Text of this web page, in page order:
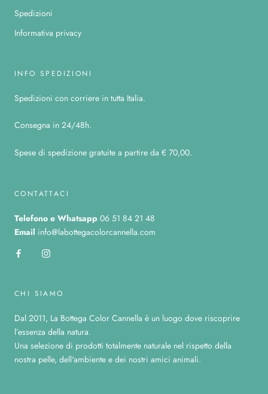
Spedizioni
Informativa privacy
INFO SPEDIZIONI
Spedizioni con corriere in tutta Italia.
Consegna in 24/48h.
Spese di spedizione gratuite a partire da € 70,00.
CONTATTACI
Telefono e Whatsapp 06 51 84 21 48
Email info@labottegacolorcannella.com
CHI SIAMO
Dal 2011, La Bottega Color Cannella è un luogo dove riscoprire
l’essenza della natura.
Una selezione di prodotti totalmente naturale nel rispetto della
nostra pelle, dell'ambiente e dei nostri amici animali.